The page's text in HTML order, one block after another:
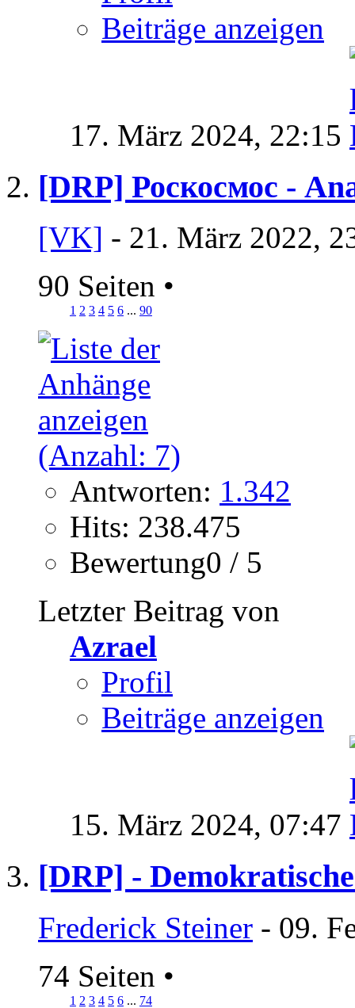
Beiträge anzeigen
17. März 2024, 22:15
[DRP] Роскосмос -
[VK] - 21. März 2022,
90 Seiten •
1 2 3 4 5 6 ... 90
Antworten: 1.342
Hits: 238.475
Bewertung0 / 5
Letzter Beitrag von
Azrael
Profil
Beiträge anzeigen
15. März 2024, 07:47
[DRP] -
Frederick Steiner - 09.
74 Seiten •
1 2 3 4 5 6 ... 74